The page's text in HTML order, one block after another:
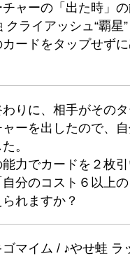
ャーの「出た時」
ライアッシュ“覇星
ードをタップせず
りに、相手がその
ーを出したので、
。
力でカードを２枚
分のコスト６以上
れますか？
マイム / ♪やせ蛙